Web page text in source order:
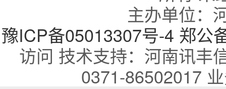
主办单位：
豫ICP备05013307号-4 郑公
访问 技术支持：河南讯丰
0371-86502017